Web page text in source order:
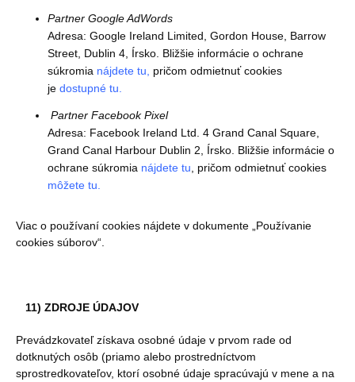
Partner Google AdWords
Adresa: Google Ireland Limited, Gordon House, Barrow
Street, Dublin 4, Írsko. Bližšie informácie o ochrane
súkromia nájdete tu,
pričom odmietnuť cookies
je dostupné tu.
Partner Facebook Pixel
Adresa: Facebook Ireland Ltd. 4 Grand Canal Square,
Grand Canal Harbour Dublin 2, Írsko. Bližšie informácie o
ochrane súkromia nájdete tu , pričom odmietnuť cookies
môžete tu.
Viac o používaní cookies nájdete v dokumente „Používanie
cookies súborov“.
11) ZDROJE ÚDAJOV
Prevádzkovateľ získava osobné údaje v prvom rade od
dotknutých osôb (priamo alebo prostredníctvom
sprostredkovateľov, ktorí osobné údaje spracúvajú v mene a na